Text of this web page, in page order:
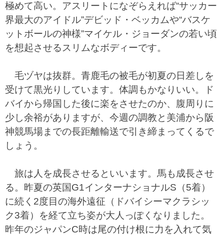
極めて高い。アスリートになぞらえれば“サッカー
界最大のアイドル”デビッド・ベッカムや“バスケ
ットボールの神様”マイケル・ジョーダンの若い頃
を想起させるスリムなボディーです。
毛ヅヤは抜群。青鹿毛の被毛が初夏の日差しを
受けて黒光りしています。体調もかなりいい。ド
バイから帰国した後に楽をさせたのか、腹周りに
少し余裕がありますが、今週の調教と美浦から阪
神競馬場までの長距離輸送で引き締まってくるで
しょう。
旅は人を成長させるといいます。馬も成長させ
る。昨夏の英国G1インターナショナルS（5着）
に続く2度目の海外遠征（ドバイシーマクラシッ
ク3着）を経て立ち姿が大人っぽくなりました。
昨年のジャパンC時は尾の付け根に力を入れて気